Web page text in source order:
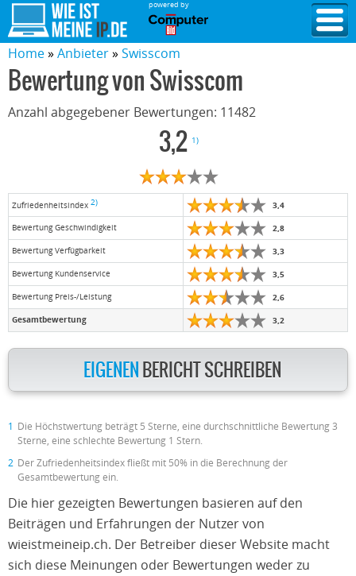
powered by
Home Anbieter Swisscom
Bewertung von Swisscom
Anzahl abgegebener Bewertungen: 11482
3,2 1)
Zufriedenheitsindex 2) 3,4
Bewertung Geschwindigkeit 2,8
Bewertung Verfügbarkeit 3,3
Bewertung Kundenservice 3,5
Bewertung Preis-/Leistung 2,6
Gesamtbewertung 3,2
EIGENEN BERICHT SCHREIBEN
1 Die Höchstwertung beträgt 5 Sterne, eine durchschnittliche Bewertung 3
Sterne, eine schlechte Bewertung 1 Stern.
2 Der Zufriedenheitsindex fließt mit 50% in die Berechnung der
Gesamtbewertung ein.
Die hier gezeigten Bewertungen basieren auf den
Beiträgen und Erfahrungen der Nutzer von
wieistmeineip.ch. Der Betreiber dieser Website macht
sich diese Meinungen oder Bewertungen weder zu